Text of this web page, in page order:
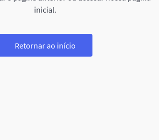
inicial.
Retornar ao início